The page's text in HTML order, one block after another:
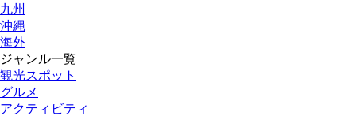
九州
沖縄
海外
ジャンル一覧
観光スポット
グルメ
アクティビティ